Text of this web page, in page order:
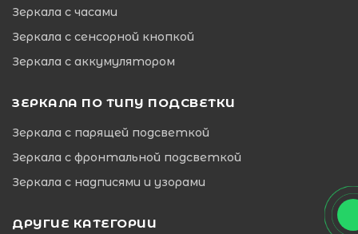
Зеркала с часами
Зеркала с сенсорной кнопкой
Зеркала с аккумулятором
ЗЕРКАЛА ПО ТИПУ ПОДСВЕТКИ
Зеркала с парящей подсветкой
Зеркала с фронтальной подсветкой
Зеркала с надписями и узорами
ДРУГИЕ КАТЕГОРИИ